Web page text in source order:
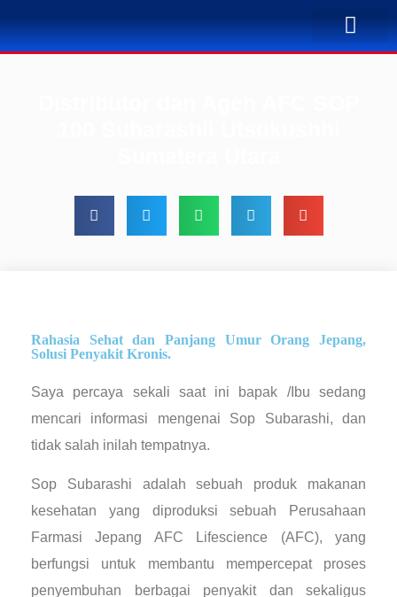
Rahasia Sehat dan Panjang Umur Orang Jepang,
Solusi Penyakit Kronis.
Saya percaya sekali saat ini bapak /Ibu sedang
mencari informasi mengenai Sop Subarashi, dan
tidak salah inilah tempatnya.
Sop Subarashi adalah sebuah produk makanan
kesehatan yang diproduksi sebuah Perusahaan
Farmasi Jepang AFC Lifescience (AFC), yang
berfungsi untuk membantu mempercepat proses
penyembuhan berbagai penyakit dan sekaligus